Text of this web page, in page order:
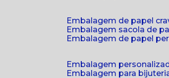
embalagem de papel
embalagem sacola de
embalagem de papel
embalagem
embalagem para